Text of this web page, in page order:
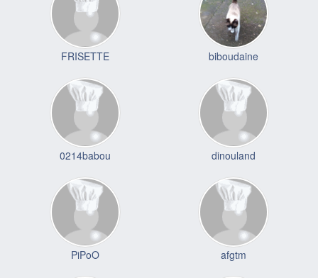
FRISETTE biboudaine
0214babou dinouland
PiPoO afgtm